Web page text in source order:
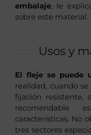
embalaje, le
sobre este material.
Usos y
El fleje se puede
realidad, cuando
fijación resistente,
características. No
tres sectores